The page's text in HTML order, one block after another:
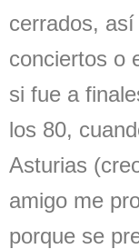
cerrados,
conciertos o
si fue a
los 80,
Asturias
amigo me
porque se